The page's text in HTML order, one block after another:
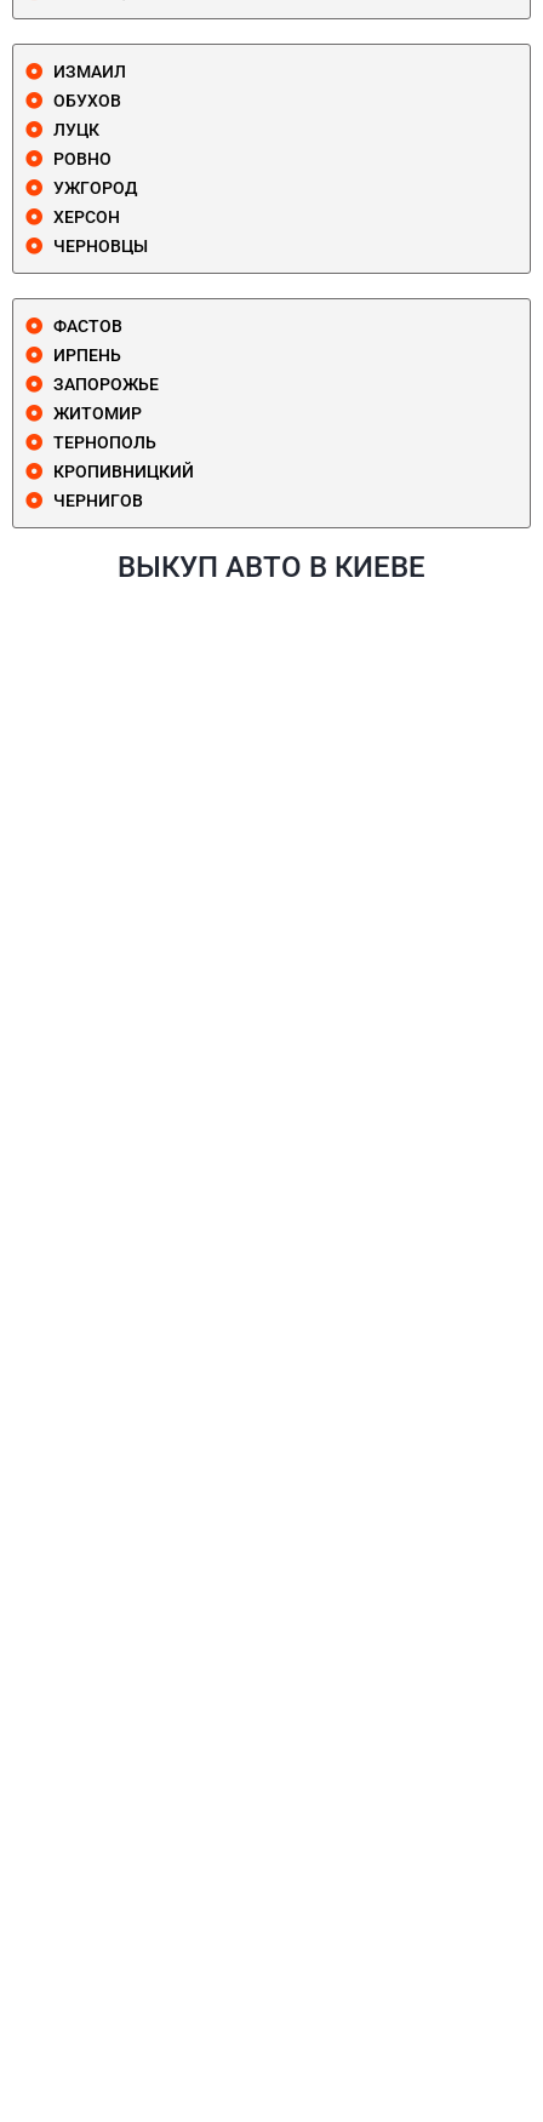
ИЗМАИЛ
ОБУХОВ
ЛУЦК
РОВНО
УЖГОРОД
ХЕРСОН
ЧЕРНОВЦЫ
ФАСТОВ
ИРПЕНЬ
ЗАПОРОЖЬЕ
ЖИТОМИР
ТЕРНОПОЛЬ
КРОПИВНИЦКИЙ
ЧЕРНИГОВ
ВЫКУП АВТО В КИЕВЕ